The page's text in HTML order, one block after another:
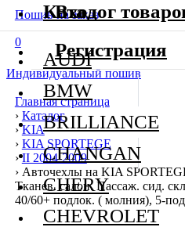
Пошив на заказ
0
Индивидуальный пошив
Главная страница
› Каталог
› KIA
› KIA SPORTEGE
› II 2004-2009
› Авточехлы на KIA
Тканев. салон. Пассаж. сид.
40/60+ подлок. ( молния), 5-
Каталог
AUDI
BMW
BRILLIANCE
CHANGAN
CHERY
CHEVROLET
Вход
Регистрация